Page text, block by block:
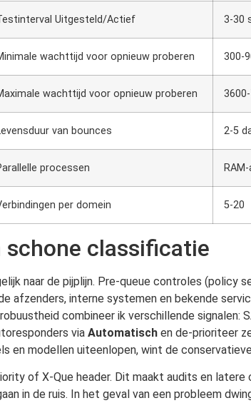
Uitgesteld/Actief 3-30
wachttijd voor opnieuw proberen 300-
wachttijd voor opnieuw proberen
van bounces 2-5
processen
per domein 5-20
schone classificatie
naar de pijplijn. Pre-queue controles (policy
afzenders, interne systemen en bekende
combineer ik verschillende signalen:
via Automatisch en de-prioriteer
en modellen uiteenlopen, wint de
of X-Que header. Dit maakt audits en
in de ruis. In het geval van een probleem